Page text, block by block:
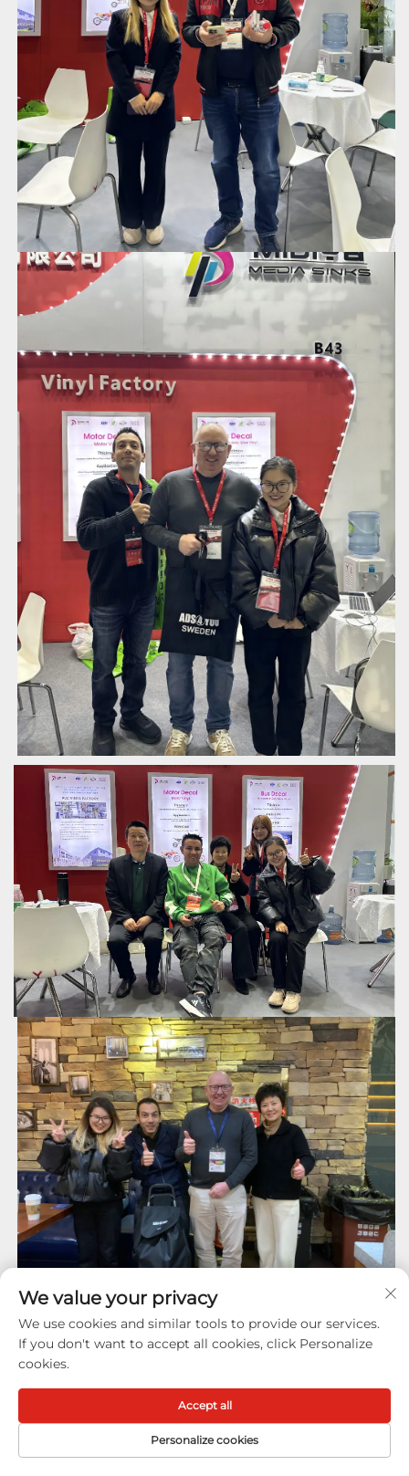
We value your privacy
We use cookies and similar tools to provide our services.
If you don't want to accept all cookies, click Personalize
cookies.
Personalize cookies
Accept all